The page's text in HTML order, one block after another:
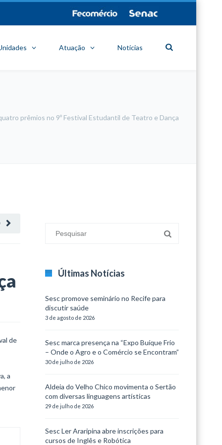
Atuação Notícias
prêmios no 9º Festival Estudantil de Teatro e Dança
de
a
Últimas Notícias
Sesc promove seminário no Recife para
discutir saúde
3 de agosto de 2026
Sesc marca presença na “Expo Buíque Frio
– Onde o Agro e o Comércio se Encontram”
30 de julho de 2026
Aldeia do Velho Chico movimenta o Sertão
com diversas linguagens artísticas
29 de julho de 2026
Sesc Ler Araripina abre inscrições para
cursos de Inglês e Robótica